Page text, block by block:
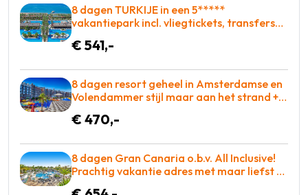
8 dagen TURKIJE in een 5*****
vakantiepark incl. vliegtickets, transfers
€ 541,-
8 dagen resort geheel in Amsterdamse en
Volendammer stijl maar aan het strand +
€ 470,-
8 dagen Gran Canaria o.b.v. All Inclusive!
Prachtig vakantie adres met maar liefst 2